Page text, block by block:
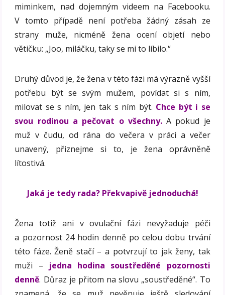
miminkem, nad dojemným videem na Facebooku.
V tomto případě není potřeba žádný zásah ze
strany muže, nicméně žena ocení objetí nebo
větičku: „Joo, miláčku, taky se mi to líbilo.“
Druhý důvod je, že žena v této fázi má výrazně vyšší
potřebu být se svým mužem, povídat si s ním,
milovat se s ním, jen tak s ním být. Chce být i se
svou rodinou a pečovat o všechny.A pokud je
muž v čudu, od rána do večera v práci a večer
unavený, přiznejme si to, je žena oprávněně
lítostivá.
Jaká je tedy rada? Překvapivě jednoduchá!
Žena totiž ani v ovulační fázi nevyžaduje péči
a pozornost 24 hodin denně po celou dobu trvání
této fáze. Ženě stačí – a potvrzují to jak ženy, tak
muži – jedna hodina soustředěné pozornosti
denně. Důraz je přitom na slovu „soustředěné“. To